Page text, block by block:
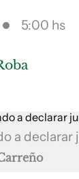
5:00 hs
a